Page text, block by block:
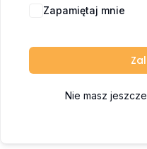
Zapamiętaj mnie
Nie masz